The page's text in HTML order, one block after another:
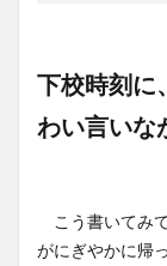
下校時刻に
わい言いな
こう書いてみ
がにぎやかに帰